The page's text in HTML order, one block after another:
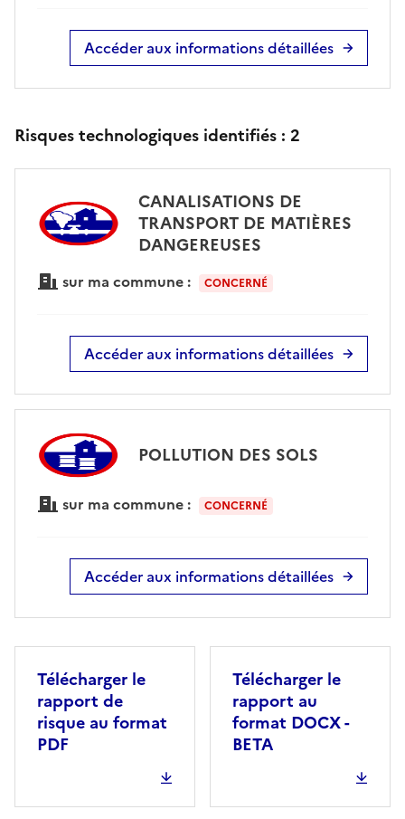
Accéder aux informations détaillées
Risques technologiques identifiés : 2
CANALISATIONS DE
TRANSPORT DE MATIÈRES
DANGEREUSES
sur ma commune : CONCERNÉ
Accéder aux informations détaillées
POLLUTION DES SOLS
sur ma commune : CONCERNÉ
Accéder aux informations détaillées
Télécharger le
rapport de
risque au format
PDF
Télécharger le
rapport au
format DOCX -
BETA